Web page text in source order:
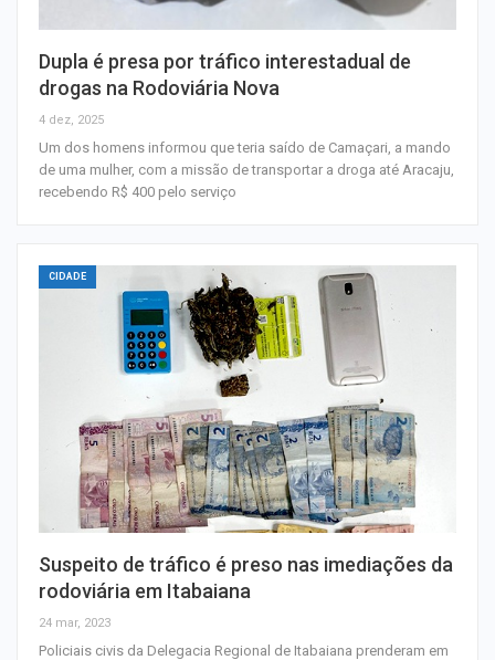
Dupla é presa por tráfico interestadual de
drogas na Rodoviária Nova
4 dez, 2025
Um dos homens informou que teria saído de Camaçari, a mando
de uma mulher, com a missão de transportar a droga até Aracaju,
recebendo R$ 400 pelo serviço
CIDADE
Suspeito de tráfico é preso nas imediações da
rodoviária em Itabaiana
24 mar, 2023
Policiais civis da Delegacia Regional de Itabaiana prenderam em